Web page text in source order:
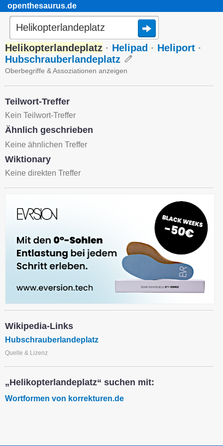
openthesaurus.de
Helikopterlandeplatz · Helipad · Heliport ·
Hubschrauberlandeplatz
Oberbegriffe & Assoziationen anzeigen
Teilwort-Treffer
Kein Teilwort-Treffer
Ähnlich geschrieben
Keine ähnlichen Treffer
Wiktionary
Keine direkten Treffer
Wikipedia-Links
Hubschrauberlandeplatz
Quelle & Lizenz
„Helikopterlandeplatz“ suchen mit:
Wortformen von korrekturen.de